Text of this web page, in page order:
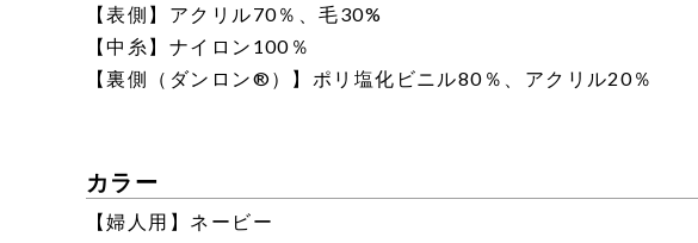
【表側】アクリル70％、毛30%
【中糸】ナイロン100％
【裏側（ダンロン®）】ポリ塩化ビニル80％、アクリル20％
カラー
【婦人用】ネービー